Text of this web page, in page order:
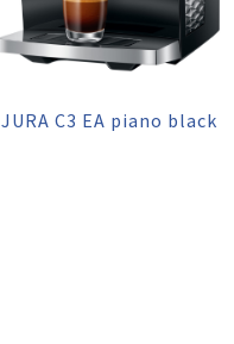
JURA C3 EA piano black